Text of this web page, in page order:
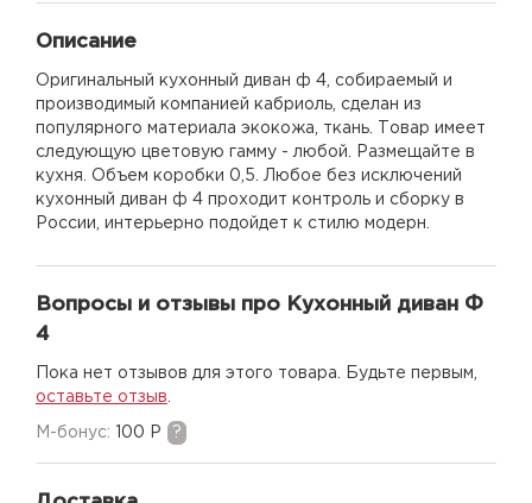
Описание
Оригинальный кухонный диван ф 4, собираемый и
производимый компанией кабриоль, сделан из
популярного материала экокожа, ткань. Товар имеет
следующую цветовую гамму - любой. Размещайте в
кухня. Объем коробки 0,5. Любое без исключений
кухонный диван ф 4 проходит контроль и сборку в
России, интерьерно подойдет к стилю модерн.
Вопросы и отзывы про Кухонный диван Ф
4
Пока нет отзывов для этого товара. Будьте первым,
оставьте отзыв
M-бонус: 100 Р ?